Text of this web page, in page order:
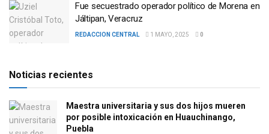
Fue secuestrado operador político de Morena en
Jáltipan, Veracruz
REDACCION CENTRAL 1 MAYO, 2025 0
Noticias recientes
Maestra universitaria y sus dos hijos mueren
por posible intoxicación en Huauchinango,
Puebla